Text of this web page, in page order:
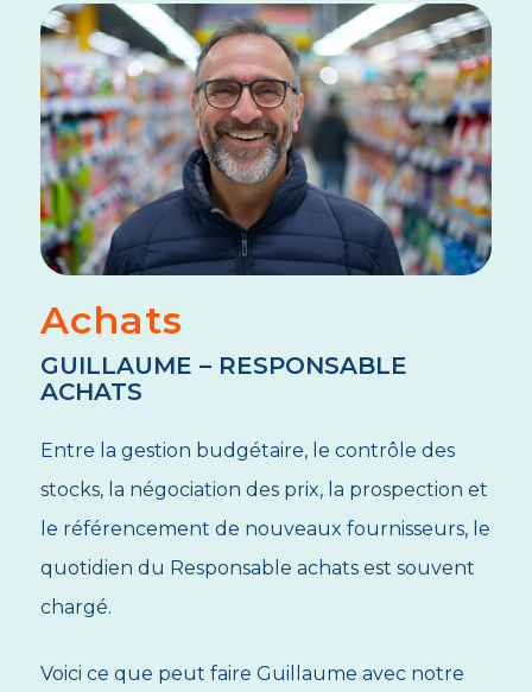
Achats
GUILLAUME – RESPONSABLE
ACHATS
Entre la gestion budgétaire, le contrôle des
stocks, la négociation des prix, la prospection et
le référencement de nouveaux fournisseurs, le
quotidien du Responsable achats est souvent
chargé.
Voici ce que peut faire Guillaume avec notre